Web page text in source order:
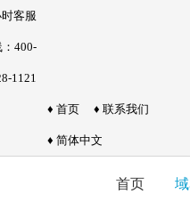
客服
400-
1121
♦ 首页 ♦ 联系我们
♦ 简体中文
首页